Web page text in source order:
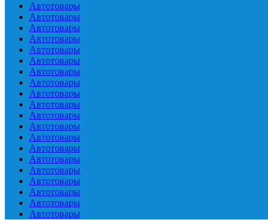
Автотовары
Автотовары
Автотовары
Автотовары
Автотовары
Автотовары
Автотовары
Автотовары
Автотовары
Автотовары
Автотовары
Автотовары
Автотовары
Автотовары
Автотовары
Автотовары
Автотовары
Автотовары
Автотовары
Автотовары